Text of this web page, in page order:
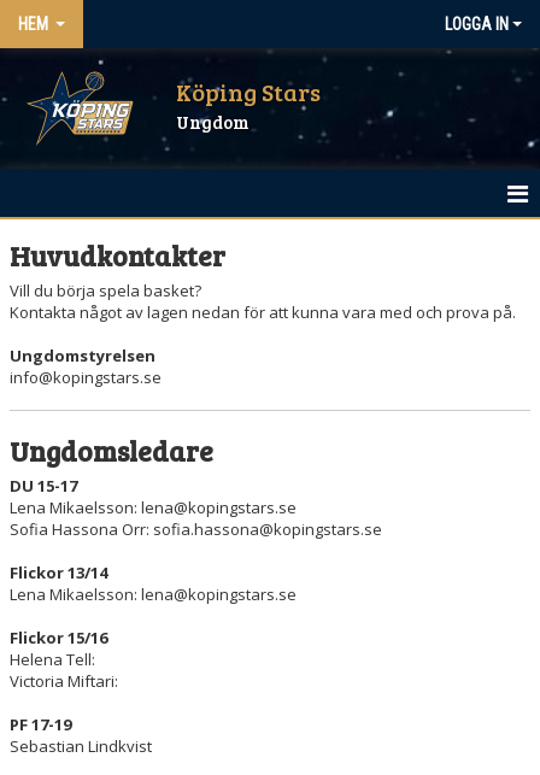
HEM LOGGA IN
Köping Stars
Ungdom
HEM
NYHETSARKIV
KALENDER
MATCHER
LF SOMMARKUL
KONTAKT
OM KLUBBEN
Huvudkontakter
Vill du börja spela basket?
Kontakta något av lagen nedan för att kunna vara med och prova på.
Ungdomstyrelsen
info@kopingstars.se
Ungdomsledare
DU 15-17
Lena Mikaelsson: lena@kopingstars.se
Sofia Hassona Orr: sofia.hassona@kopingstars.se
Flickor 13/14
Lena Mikaelsson: lena@kopingstars.se
Flickor 15/16
Helena Tell:
Victoria Miftari:
PF 17-19
Sebastian Lindkvist